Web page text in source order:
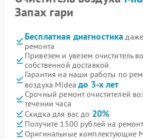
Запах гари
Бесплатная диагностика
ремонта
Привезем и увезем очиститель
собственной доставкой
Гарантия на наши работы по
воздуха Mideaдо 3-х лет
Срочный ремонт очистителей
течении часа
Скидка для вас до 20%
Получите 1500 рублей на
Оригинальные комплектующие